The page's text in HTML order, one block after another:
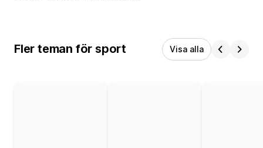
Fler teman för sport Visa alla